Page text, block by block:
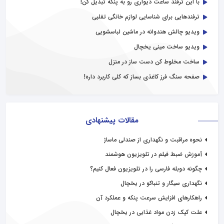
ترفندهایی برای شناسایی لوازم خانگی تقلبی
ویدیو چالش هندوانه در ماشین لباسشویی
ویدیو ساخت مینی یخچال
ساخت مخلوط کن دست ساز در منزل
صفحه سنگ فرز کاغذی بساز که کلی کاربرد داره!
مقالات پیشنهادی
نحوه مراقبت و نگهداری از صندلی ماساژ
آموزش ضبط فیلم در تلویزیون هوشمند
چگونه دوبله فارسی را در تلویزیون فعال کنیم؟
نگهداری سیگار و تنباکو در یخچال
راهکارهای افزایش سرعت پنکه و عملکرد آن
علت کپک زدن مواد غذایی در یخچال